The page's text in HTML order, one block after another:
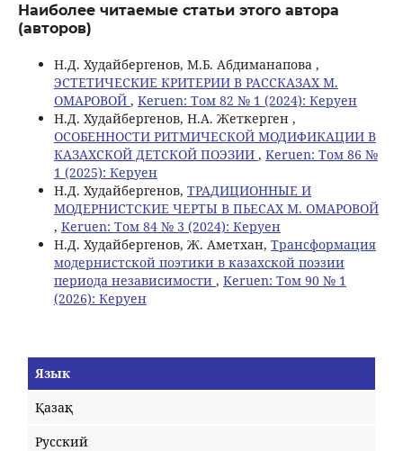
Наиболее читаемые статьи этого автора
(авторов)
Н.Д. Худайбергенов, М.Б. Абдиманапова ,
ЭСТЕТИЧЕСКИЕ КРИТЕРИИ В РАССКАЗАХ М.
ОМАРОВОЙ , Keruen: Том 82 № 1 (2024): Керуен
Н.Д. Худайбергенов, Н.А. Жеткерген ,
ОСОБЕННОСТИ РИТМИЧЕСКОЙ МОДИФИКАЦИИ В
КАЗАХСКОЙ ДЕТСКОЙ ПОЭЗИИ , Keruen: Том 86 №
1 (2025): Керуен
Н.Д. Худайбергенов, ТРАДИЦИОННЫЕ И
МОДЕРНИСТСКИЕ ЧЕРТЫ В ПЬЕСАХ М. ОМАРОВОЙ
, Keruen: Том 84 № 3 (2024): Керуен
Н.Д. Худайбергенов, Ж. Аметхан, Трансформация
модернистской поэтики в казахской поэзии
периода независимости , Keruen: Том 90 № 1
(2026): Керуен
Язык
Қазақ
Русский